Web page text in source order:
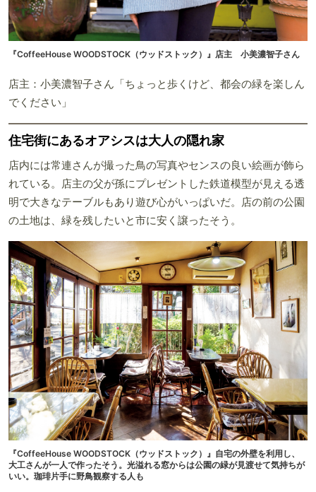
『CoffeeHouse WOODSTOCK（ウッドストック）』店主 小美濃智子さん
店主：小美濃智子さん「ちょっと歩くけど、都会の緑を楽しん
でください」
住宅街にあるオアシスは大人の隠れ家
店内には常連さんが撮った鳥の写真やセンスの良い絵画が飾ら
れている。店主の父が孫にプレゼントした鉄道模型が見える透
明で大きなテーブルもあり遊び心がいっぱいだ。店の前の公園
の土地は、緑を残したいと市に安く譲ったそう。
『CoffeeHouse WOODSTOCK（ウッドストック）』自宅の外壁を利用し、
大工さんが一人で作ったそう。光溢れる窓からは公園の緑が見渡せて気持ちが
いい。珈琲片手に野鳥観察する人も